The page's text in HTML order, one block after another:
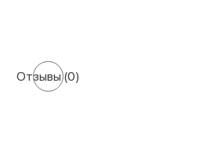
Отзывы(0)